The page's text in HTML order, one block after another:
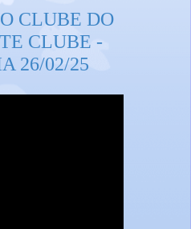
CLUBE DO
CLUBE -
26/02/25